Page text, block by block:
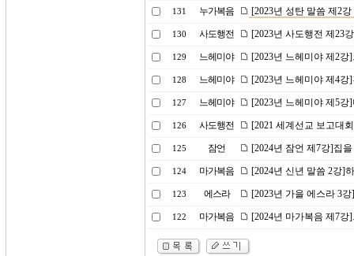
131 누가복음 [2023년 성탄 말씀 제2
130 사도행전 [2023년 사도행전 제23
129 느헤미야 [2023년 느헤미야 제2
128 느헤미야 [2023년 느헤미야 제4
127 느헤미야 [2023년 느헤미야 제5
126 사도행전 [2021 세계선교 보고대
125 잠언 [2024년 잠언 제7강]집
124 마가복음 [2024년 신년 말씀 2강]
123 에스라 [2023년 가을 에스라 3
122 마가복음 [2024년 마가복음 제7